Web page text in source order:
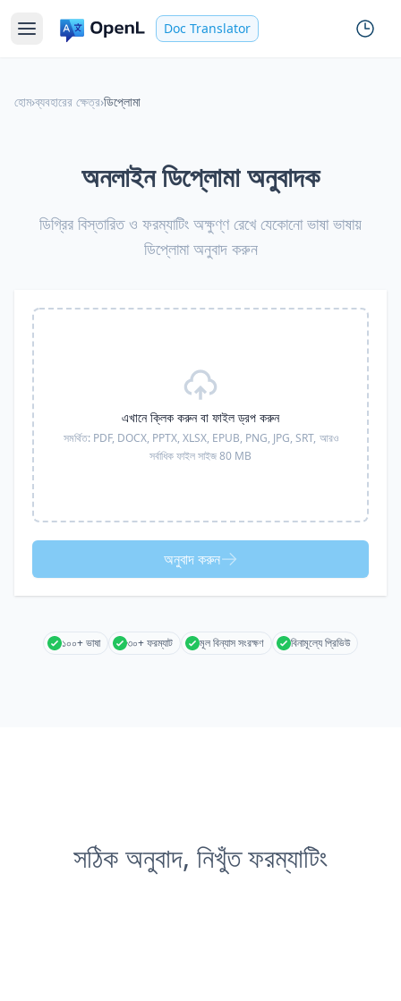
Doc Translator
হোম›ব্যবহারের ক্ষেত্র›ডিপ্লোমা
অনলাইন ডিপ্লোমা অনুবাদক
ডিগ্রির বিস্তারিত ও ফরম্যাটিং অক্ষুণ্ণ রেখে যেকোনো ভাষা ভাষায়
ডিপ্লোমা অনুবাদ করুন
এখানে ক্লিক করুন বা ফাইল ড্রপ করুন
সমর্থিত: PDF, DOCX, PPTX, XLSX, EPUB, PNG, JPG, SRT, আরও
সর্বাধিক ফাইল সাইজ 80 MB
অনুবাদ করুন
১০০+ ভাষা ৩০+ ফরম্যাট মূল বিন্যাস সংরক্ষণ বিনামূল্যে প্রিভিউ
সঠিক অনুবাদ, নিখুঁত ফরম্যাটিং